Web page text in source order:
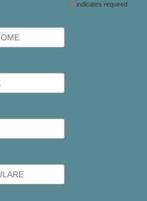
*indicates required